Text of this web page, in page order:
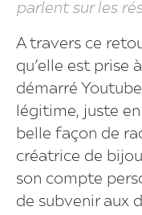
parlent sur les
A travers ce
qu’elle est prise
démarré
légitime, juste
belle façon de
créatrice de
son compte
de subvenir aux